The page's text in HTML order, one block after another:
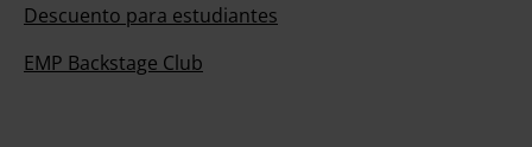
Descuento para estudiantes
EMP Backstage Club